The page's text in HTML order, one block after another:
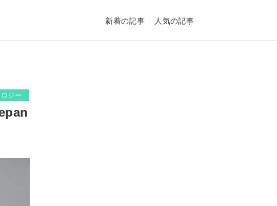
新着の記事 人気の記事
ジー